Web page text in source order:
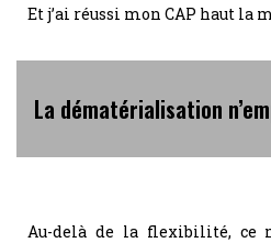
Et j’ai réussi mon CAP haut la
La dématérialisation
Au-delà de la flexibilité, ce